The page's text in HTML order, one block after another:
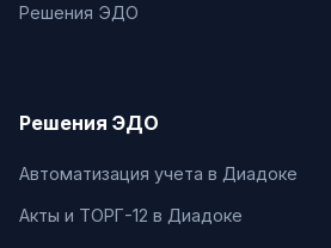
Решения ЭДО
Решения ЭДО
Автоматизация учета в Диадоке
Акты и ТОРГ-12 в Диадоке